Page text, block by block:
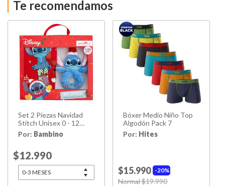
Te recomendamos
Set 2 Piezas Navidad
Stitch Unisex 0 - 12
Meses
Por: Bambino
Price reduced from
$12.990
Bóxer Medio Niño Top
Algodón Pack 7
Por: Hites
20%
$15.990
Price reduced from
Normal $19.990